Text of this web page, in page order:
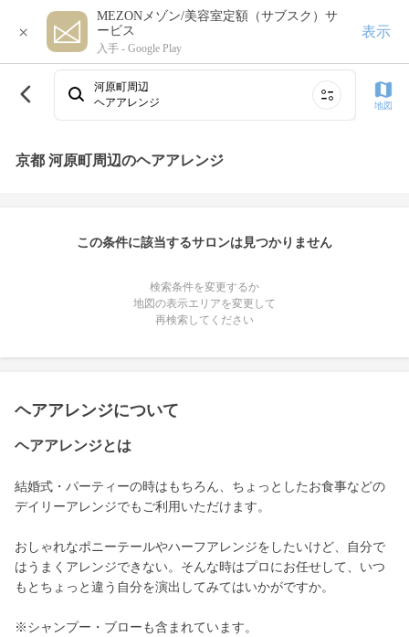
×
MEZONメゾン/美容室定額（サブスク）サ
ービス
入手 - Google Play
表示
河原町周辺
ヘアアレンジ
地図
京都 河原町周辺のヘアアレンジ
この条件に該当するサロンは見つかりません
検索条件を変更するか
地図の表示エリアを変更して
再検索してください
ヘアアレンジについて
ヘアアレンジとは
結婚式・パーティーの時はもちろん、ちょっとしたお食事などの
デイリーアレンジでもご利用いただけます。
おしゃれなポニーテールやハーフアレンジをしたいけど、自分で
はうまくアレンジできない。そんな時はプロにお任せして、いつ
もとちょっと違う自分を演出してみてはいかがですか。
※シャンプー・ブローも含まれています。